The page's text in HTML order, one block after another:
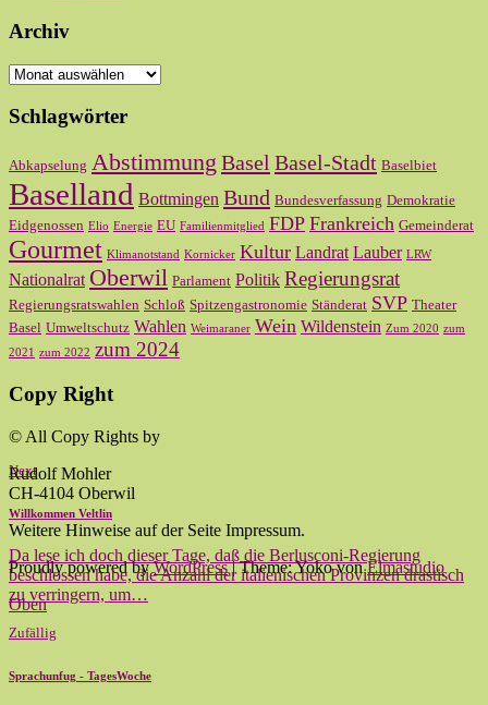
Archiv
Archiv
Schlagwörter
Abkapselung Abstimmung Basel Basel-Stadt Baselbiet
Baselland Bottmingen Bund Bundesverfassung Demokratie
Eidgenossen Elio Energie EU Familienmitglied FDP Frankreich Gemeinderat
Gourmet Klimanotstand Kornicker Kultur Landrat Lauber LRW
Nationalrat Oberwil Parlament Politik Regierungsrat
Regierungsratswahlen Schloß Spitzengastronomie Ständerat SVP Theater
Basel Umweltschutz Wahlen Weimaraner Wein Wildenstein Zum 2020 zum
2021
zum 2022 zum 2024
Copy Right
© All Copy Rights by
Rudolf Mohler
CH-4104 Oberwil
Weitere Hinweise auf der Seite Impressum.
Proudly powered byWordPress|Theme: Yoko vonElmastudio
Oben
Next
Willkommen Veltlin
Da lese ich doch dieser Tage, daß die Berlusconi-Regierung
beschlossen habe, die Anzahl der italienischen Provinzen drastisch
zu verringern, um…
Zufällig
Sprachunfug - TagesWoche